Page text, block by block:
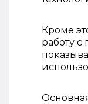
Кроме
работу